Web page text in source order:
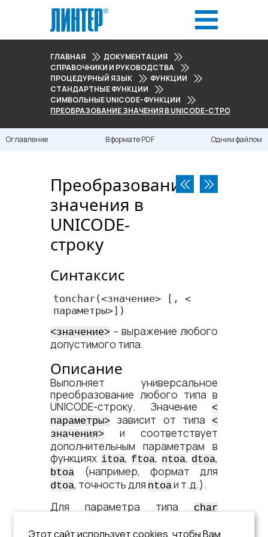
ГЛАВНАЯ
ДОКУМЕНТАЦИЯ
СПРАВОЧНИКИ И РУКОВОДСТВА
ПРОЦЕДУРНЫЙ ЯЗЫК
ФУНКЦИИ
СТАНДАРТНЫЕ ФУНКЦИИ
СИМВОЛЬНЫЕ UNICODE-ФУНКЦИИ
ПРЕОБРАЗОВАНИЕ ЗНАЧЕНИЯ В UNICODE-СТРОКУ
Оглавление В формате PDF Одним файлом
Преобразование
значения в
UNICODE-
строку
Синтаксис
tonchar(<​значение​> [, <​
параметры​>])
<​значение​> – выражение любого
допустимого типа.
Описание
Выполняет универсальное
преобразование любого типа в
UNICODE-строку. Значение
<​
параметры​>
зависит от типа
<​
значения​>
и соответствует
дополнительным параметрам в
функциях itoa, ftoa, ntoa, dtoa,
btoa (например, формат для
dtoa, точность для ntoaи т.д.).
Для параметра типа
char
значения символьного типа
Этот сайт использует cookies, чтобы Вам